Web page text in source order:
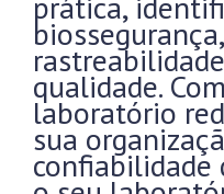
qualidade.
laboratório
sua
confiabilidade